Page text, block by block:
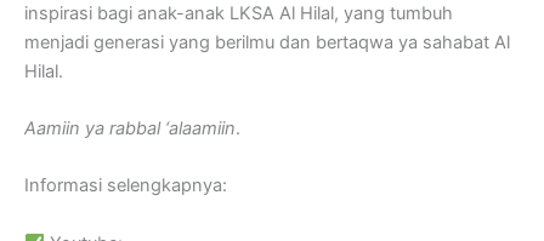
inspirasi bagi anak-anak LKSA Al Hilal, yang tumbuh
menjadi generasi yang berilmu dan bertaqwa ya sahabat Al
Hilal.
Aamiin ya rabbal ‘alaamiin.
Informasi selengkapnya: